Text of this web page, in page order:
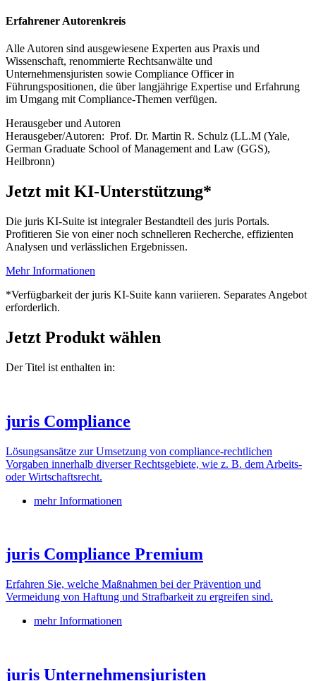
Erfahrener Autorenkreis
Alle Autoren sind ausgewiesene Experten aus Praxis und
Wissenschaft, renommierte Rechtsanwälte und
Unternehmensjuristen sowie Compliance Officer in
Führungspositionen, die über langjährige Expertise und Erfahrung
im Umgang mit Compliance-Themen verfügen.
Herausgeber und Autoren
Herausgeber/Autoren: Prof. Dr. Martin R. Schulz (LL.M (Yale,
German Graduate School of Management and Law (GGS),
Heilbronn)
Jetzt mit KI-Unterstützung*
Die juris KI-Suite ist integraler Bestandteil des juris Portals.
Profitieren Sie von einer noch schnelleren Recherche, effizienten
Analysen und verlässlichen Ergebnissen.
Mehr Informationen
*Verfügbarkeit der juris KI-Suite kann variieren. Separates Angebot
erforderlich.
Jetzt Produkt wählen
Der Titel ist enthalten in:
juris Compliance
Lösungsansätze zur Umsetzung von compliance-rechtlichen
Vorgaben innerhalb diverser Rechtsgebiete, wie z. B. dem Arbeits-
oder Wirtschaftsrecht.
mehr Informationen
juris Compliance Premium
Erfahren Sie, welche Maßnahmen bei der Prävention und
Vermeidung von Haftung und Strafbarkeit zu ergreifen sind.
mehr Informationen
juris Unternehmensjuristen